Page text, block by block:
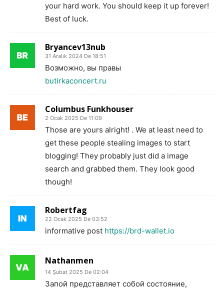
your hard work. You should keep it up forever!
Best of luck.
Bryancev13nub
31 Aralık 2024 De 18:51
Возможно, вы правы
butirkaconcert.ru
Columbus Funkhouser
2 Ocak 2025 De 11:09
Those are yours alright! . We at least need to
get these people stealing images to start
blogging! They probably just did a image
search and grabbed them. They look good
though!
Robertfag
22 Ocak 2025 De 03:52
informative post https://brd-wallet.io
Nathanmen
14 Şubat 2025 De 02:04
Запой представляет собой состояние,